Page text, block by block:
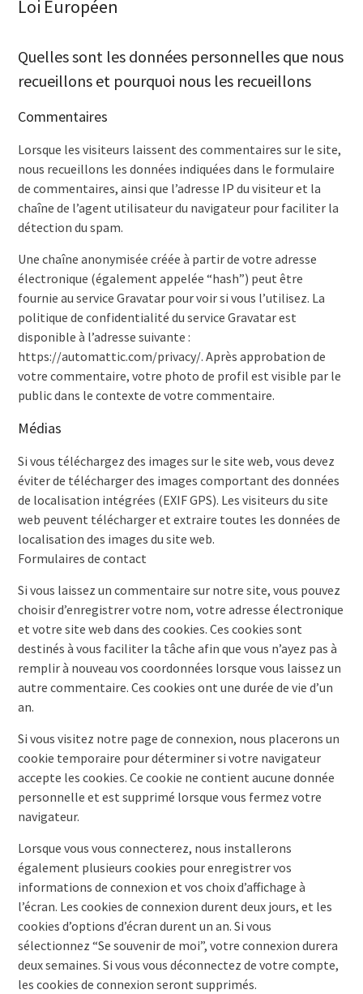
Loi Européen
Quelles sont les données personnelles que nous
recueillons et pourquoi nous les recueillons
Commentaires
Lorsque les visiteurs laissent des commentaires sur le site,
nous recueillons les données indiquées dans le formulaire
de commentaires, ainsi que l’adresse IP du visiteur et la
chaîne de l’agent utilisateur du navigateur pour faciliter la
détection du spam.
Une chaîne anonymisée créée à partir de votre adresse
électronique (également appelée “hash”) peut être
fournie au service Gravatar pour voir si vous l’utilisez. La
politique de confidentialité du service Gravatar est
disponible à l’adresse suivante :
https://automattic.com/privacy/. Après approbation de
votre commentaire, votre photo de profil est visible par le
public dans le contexte de votre commentaire.
Médias
Si vous téléchargez des images sur le site web, vous devez
éviter de télécharger des images comportant des données
de localisation intégrées (EXIF GPS). Les visiteurs du site
web peuvent télécharger et extraire toutes les données de
localisation des images du site web.
Formulaires de contact
Si vous laissez un commentaire sur notre site, vous pouvez
choisir d’enregistrer votre nom, votre adresse électronique
et votre site web dans des cookies. Ces cookies sont
destinés à vous faciliter la tâche afin que vous n’ayez pas à
remplir à nouveau vos coordonnées lorsque vous laissez un
autre commentaire. Ces cookies ont une durée de vie d’un
an.
Si vous visitez notre page de connexion, nous placerons un
cookie temporaire pour déterminer si votre navigateur
accepte les cookies. Ce cookie ne contient aucune donnée
personnelle et est supprimé lorsque vous fermez votre
navigateur.
Lorsque vous vous connecterez, nous installerons
également plusieurs cookies pour enregistrer vos
informations de connexion et vos choix d’affichage à
l’écran. Les cookies de connexion durent deux jours, et les
cookies d’options d’écran durent un an. Si vous
sélectionnez “Se souvenir de moi”, votre connexion durera
deux semaines. Si vous vous déconnectez de votre compte,
les cookies de connexion seront supprimés.